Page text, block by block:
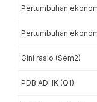
Pertumbuhan
Pertumbuhan
Gini rasio (Sem2)
PDB ADHK (Q1)